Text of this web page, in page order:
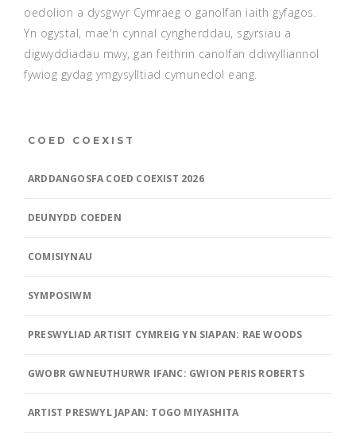
oedolion a dysgwyr Cymraeg o ganolfan iaith gyfagos.
Yn ogystal, mae'n cynnal cyngherddau, sgyrsiau a
digwyddiadau mwy, gan feithrin canolfan ddiwylliannol
fywiog gydag ymgysylltiad cymunedol eang.
COED COEXIST
ARDDANGOSFA COED COEXIST 2026
DEUNYDD COEDEN
COMISIYNAU
SYMPOSIWM
PRESWYLIAD ARTISIT CYMREIG YN SIAPAN: RAE WOODS
GWOBR GWNEUTHURWR IFANC: GWION PERIS ROBERTS
ARTIST PRESWYL JAPAN: TOGO MIYASHITA